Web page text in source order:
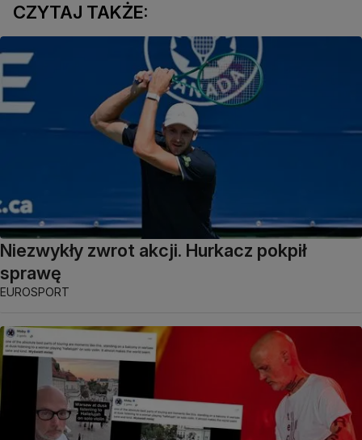
CZYTAJ TAKŻE:
Niezwykły zwrot akcji. Hurkacz pokpił
sprawę
EUROSPORT